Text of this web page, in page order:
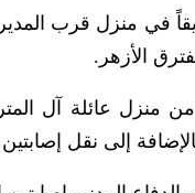
منزل قرب
الأزهر.
إلى نقل